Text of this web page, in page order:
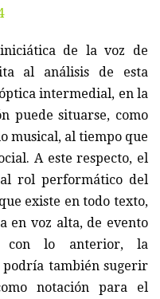
de la voz de
al análisis de esta
intermedial, en la
puede situarse, como
musical, al tiempo que
A este respecto, el
rol performático del
existe en todo texto,
en voz alta, de evento
con lo anterior, la
podría también sugerir
notación para el